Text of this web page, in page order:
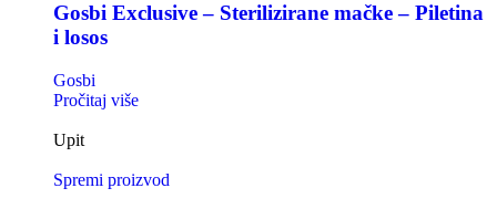
Gosbi Exclusive – Sterilizirane mačke – Piletina
i losos
Gosbi
Pročitaj više
Upit
Spremi proizvod